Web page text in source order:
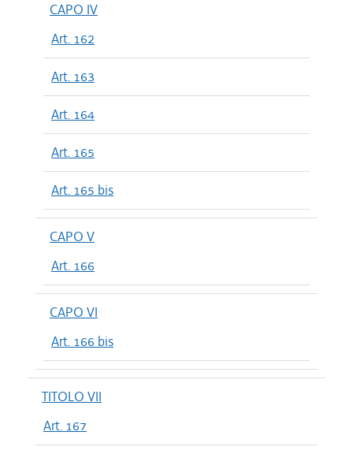
CAPO IV
Art. 162
Art. 163
Art. 164
Art. 165
Art. 165 bis
CAPO V
Art. 166
CAPO VI
Art. 166 bis
TITOLO VII
Art. 167